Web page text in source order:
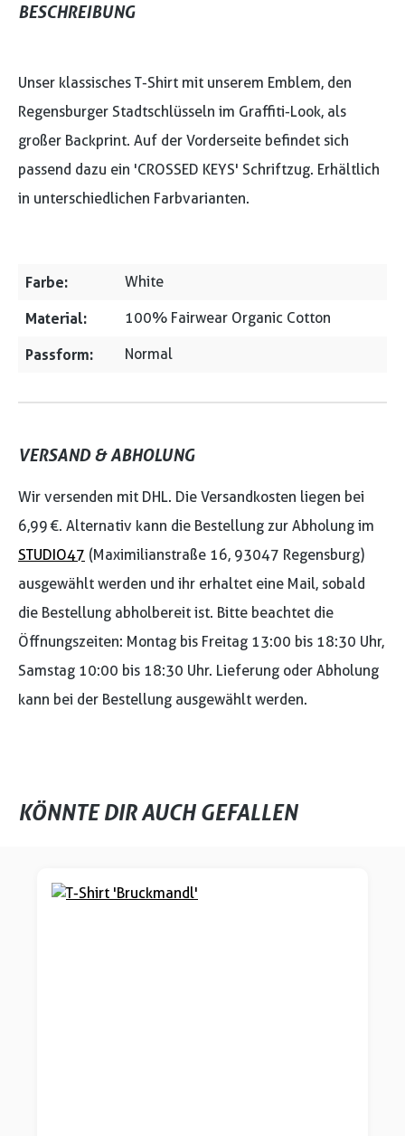
BESCHREIBUNG
Unser klassisches T-Shirt mit unserem Emblem, den
Regensburger Stadtschlüsseln im Graffiti-Look, als
großer Backprint. Auf der Vorderseite befindet sich
passend dazu ein 'CROSSED KEYS' Schriftzug. Erhältlich
in unterschiedlichen Farbvarianten.
Farbe: White
Material: 100% Fairwear Organic Cotton
Passform: Normal
VERSAND & ABHOLUNG
Wir versenden mit DHL. Die Versandkosten liegen bei
6,99 €. Alternativ kann die Bestellung zur Abholung im
STUDIO47 (Maximilianstraße 16, 93047 Regensburg)
ausgewählt werden und ihr erhaltet eine Mail, sobald
die Bestellung abholbereit ist. Bitte beachtet die
Öffnungszeiten: Montag bis Freitag 13:00 bis 18:30 Uhr,
Samstag 10:00 bis 18:30 Uhr. Lieferung oder Abholung
kann bei der Bestellung ausgewählt werden.
KÖNNTE DIR AUCH GEFALLEN